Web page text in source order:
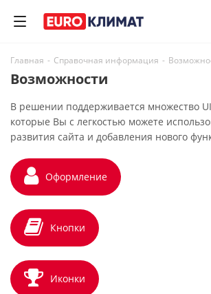
Главная - Справочная информация -
Возможности
В решении поддерживается множество
которые Вы с легкостью можете
развития сайта и добавления нового
Оформление
Кнопки
Иконки